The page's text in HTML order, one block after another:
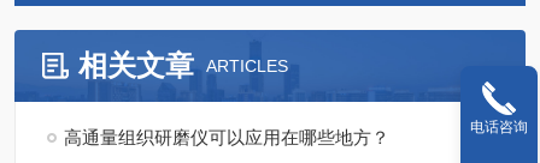
相关文章 ARTICLES
高通量组织研磨仪可以应用在哪些地方？
电话咨询